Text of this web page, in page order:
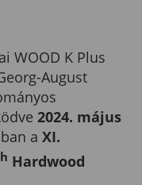
WOOD K Plus
August
2024. május
a XI.
Hardwood